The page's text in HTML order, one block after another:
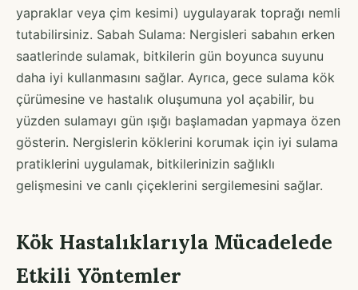
yapraklar veya çim kesimi) uygulayarak toprağı nemli
tutabilirsiniz. Sabah Sulama: Nergisleri sabahın erken
saatlerinde sulamak, bitkilerin gün boyunca suyunu
daha iyi kullanmasını sağlar. Ayrıca, gece sulama kök
çürümesine ve hastalık oluşumuna yol açabilir, bu
yüzden sulamayı gün ışığı başlamadan yapmaya özen
gösterin. Nergislerin köklerini korumak için iyi sulama
pratiklerini uygulamak, bitkilerinizin sağlıklı
gelişmesini ve canlı çiçeklerini sergilemesini sağlar.
Kök Hastalıklarıyla Mücadelede
Etkili Yöntemler